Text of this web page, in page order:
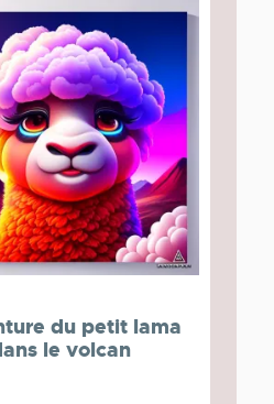
du petit lama
le volcan